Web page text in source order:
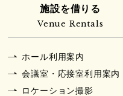
施設を借りる
Venue Rentals
ホール利用案内
会議室・応接室利用案内
ロケーション撮影